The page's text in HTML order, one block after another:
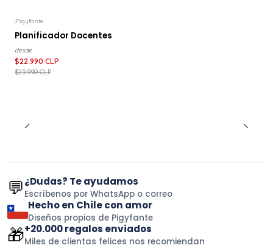
-12% DESCUENTO
|Pigyfante
Planificador Docentes
desde
$22.990 CLP
$25.990 CLP
💬¿Dudas? Te ayudamos
Escríbenos por WhatsApp o correo
Hecho en Chile con amor
Diseños propios de Pigyfante
🎁+20.000 regalos enviados
Miles de clientas felices nos recomiendan